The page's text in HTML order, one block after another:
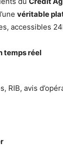
véritable
accessibles
temps réel
RIB, avis